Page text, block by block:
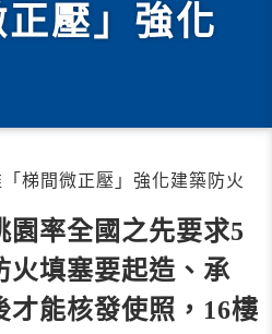
壓」強化
梯間微正壓」強化建築防火
園率全國之先要求5
火填塞要起造、承
才能核發使照，16樓